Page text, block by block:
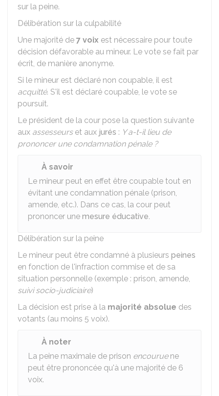
sur la peine.
Délibération sur la culpabilité
Une majorité de 7 voix est nécessaire pour toute
décision défavorable au mineur. Le vote se fait par
écrit, de manière anonyme.
Si le mineur est déclaré non coupable, il est
acquitté. S'il est déclaré coupable, le vote se
poursuit.
Le président de la cour pose la question suivante
aux assesseurset aux jurés : Y a-t-il lieu de
prononcer une condamnation pénale ?
À savoir
Le mineur peut en effet être coupable tout en
évitant une condamnation pénale (prison,
amende, etc.). Dans ce cas, la cour peut
prononcer une mesure éducative.
Délibération sur la peine
Le mineur peut être condamné à plusieurs peines
en fonction de l'infraction commise et de sa
situation personnelle (exemple : prison, amende,
suivi socio-judiciaire)
La décision est prise à la majorité absolue des
votants (au moins 5 voix).
À noter
La peine maximale de prison encouruene
peut être prononcée qu'à une majorité de 6
voix.